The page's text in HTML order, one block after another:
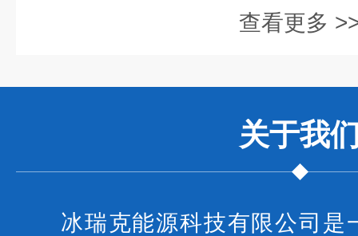
查看更多
关于我
冰瑞克能源科技有限公司是